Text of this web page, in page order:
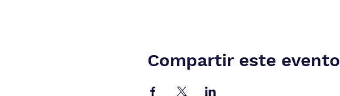
Compartir este evento